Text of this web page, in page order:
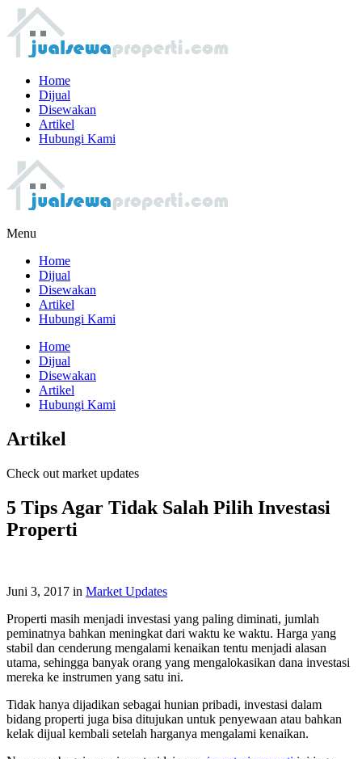
Home
Dijual
Disewakan
Artikel
Hubungi Kami
Menu
Home
Dijual
Disewakan
Artikel
Hubungi Kami
Home
Dijual
Disewakan
Artikel
Hubungi Kami
Artikel
Check out market updates
5 Tips Agar Tidak Salah Pilih Investasi
Properti
Juni 3, 2017 in Market Updates
Properti masih menjadi investasi yang paling diminati, jumlah
peminatnya bahkan meningkat dari waktu ke waktu. Harga yang
stabil dan cenderung mengalami kenaikan tentu menjadi alasan
utama, sehingga banyak orang yang mengalokasikan dana investasi
mereka ke instrumen yang satu ini.
Tidak hanya dijadikan sebagai hunian pribadi, investasi dalam
bidang properti juga bisa ditujukan untuk penyewaan atau bahkan
kelak dijual kembali setelah harganya mengalami kenaikan.